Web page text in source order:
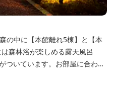
の中に【本館離れ5棟】と【本
森林浴が楽しめる露天風呂
ついています。お部屋に合わせ